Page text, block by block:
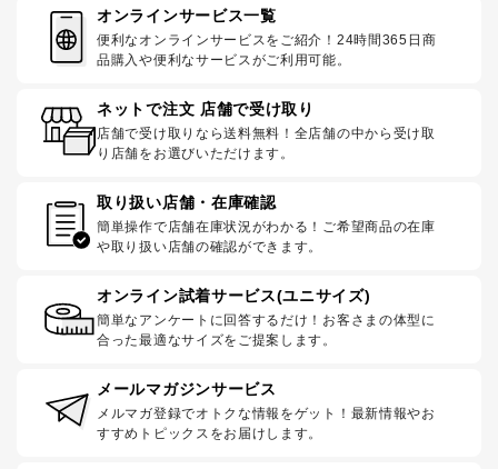
オンラインサービス一覧
便利なオンラインサービスをご紹介！24時間365日商
品購入や便利なサービスがご利用可能。
ネットで注文 店舗で受け取り
店舗で受け取りなら送料無料！全店舗の中から受け取
り店舗をお選びいただけます。
取り扱い店舗・在庫確認
簡単操作で店舗在庫状況がわかる！ご希望商品の在庫
や取り扱い店舗の確認ができます。
オンライン試着サービス(ユニサイズ)
簡単なアンケートに回答するだけ！お客さまの体型に
合った最適なサイズをご提案します。
メールマガジンサービス
メルマガ登録でオトクな情報をゲット！最新情報やお
すすめトピックスをお届けします。